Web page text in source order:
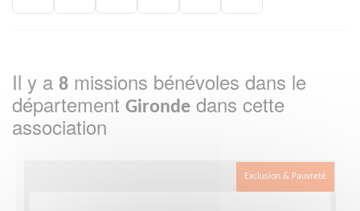
Il y a 8 missions bénévoles dans le
département Gironde dans cette
association
Exclusion & Pauvreté